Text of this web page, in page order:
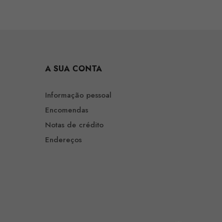
A SUA CONTA
Informação pessoal
Encomendas
Notas de crédito
Endereços